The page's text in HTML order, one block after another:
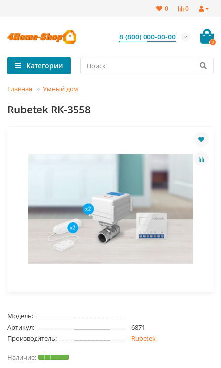
0
0
8 (800) 000-00-00
0
Категории
Главная Умный дом
Rubetek RK-3558
Модель:
Артикул:
6871
Производитель:
Rubetek